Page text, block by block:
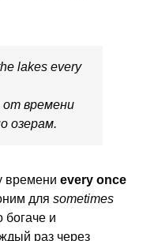
lakes every
от времени
озерам.
времени every once
для sometimes
богаче и
раз через